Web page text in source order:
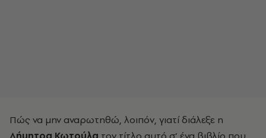
Πώς να μην αναρωτηθώ, λοιπόν, γιατί διάλεξε η